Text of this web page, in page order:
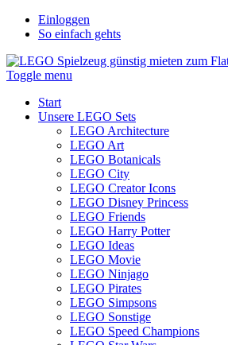
Einloggen
So einfach gehts
Toggle menu
Start
Unsere LEGO Sets
LEGO Architecture
LEGO Art
LEGO Botanicals
LEGO City
LEGO Creator Icons
LEGO Disney Princess
LEGO Friends
LEGO Harry Potter
LEGO Ideas
LEGO Movie
LEGO Ninjago
LEGO Pirates
LEGO Simpsons
LEGO Sonstige
LEGO Speed Champions